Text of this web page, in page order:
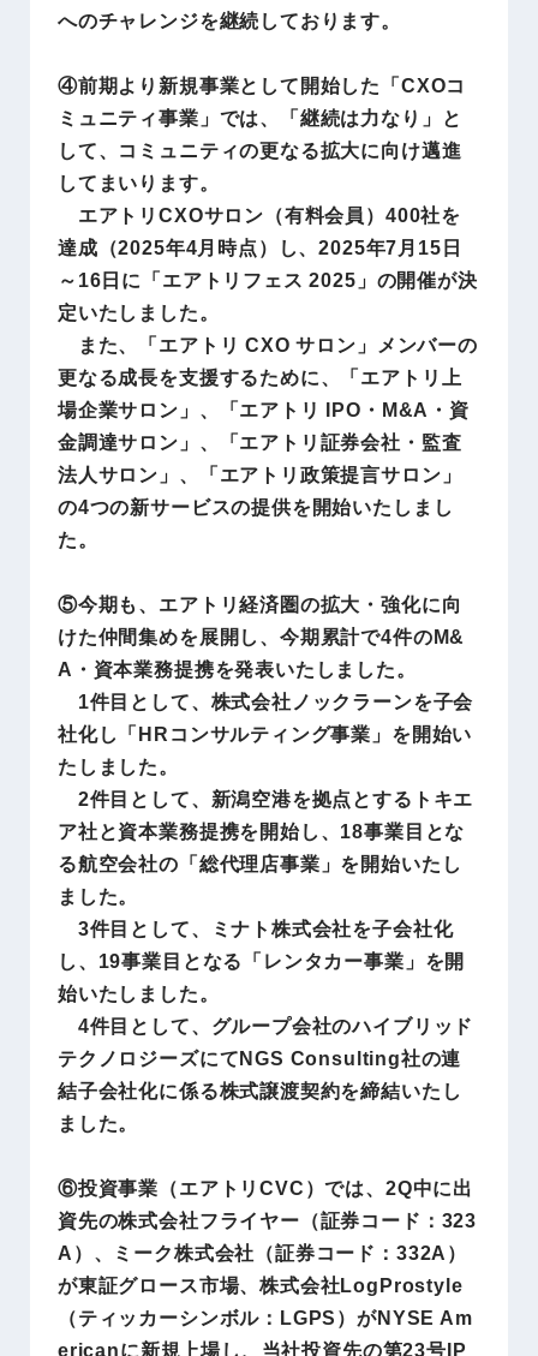
へのチャレンジを継続しております。
④前期より新規事業として開始した「CXOコ
ミュニティ事業」では、「継続は力なり」と
して、コミュニティの更なる拡大に向け邁進
してまいります。
エアトリCXOサロン（有料会員）400社を
達成（2025年4月時点）し、2025年7月15日
～16日に「エアトリフェス 2025」の開催が決
定いたしました。
また、「エアトリ CXO サロン」メンバーの
更なる成長を支援するために、「エアトリ上
場企業サロン」、「エアトリ IPO・M&A・資
金調達サロン」、「エアトリ証券会社・監査
法人サロン」、「エアトリ政策提言サロン」
の4つの新サービスの提供を開始いたしまし
た。
⑤今期も、エアトリ経済圏の拡大・強化に向
けた仲間集めを展開し、今期累計で4件のM&
A・資本業務提携を発表いたしました。
1件目として、株式会社ノックラーンを子会
社化し「HRコンサルティング事業」を開始い
たしました。
2件目として、新潟空港を拠点とするトキエ
ア社と資本業務提携を開始し、18事業目とな
る航空会社の「総代理店事業」を開始いたし
ました。
3件目として、ミナト株式会社を子会社化
し、19事業目となる「レンタカー事業」を開
始いたしました。
4件目として、グループ会社のハイブリッド
テクノロジーズにてNGS Consulting社の連
結子会社化に係る株式譲渡契約を締結いたし
ました。
⑥投資事業（エアトリCVC）では、2Q中に出
資先の株式会社フライヤー（証券コード：323
A）、ミーク株式会社（証券コード：332A）
が東証グロース市場、株式会社LogProstyle
（ティッカーシンボル：LGPS）がNYSE Am
ericanに新規上場し、当社投資先の第23号IP